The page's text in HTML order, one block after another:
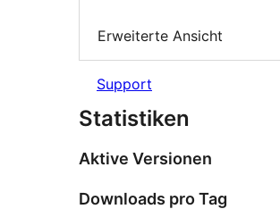
Erweiterte Ansicht
Support
Statistiken
Aktive Versionen
Downloads pro Tag